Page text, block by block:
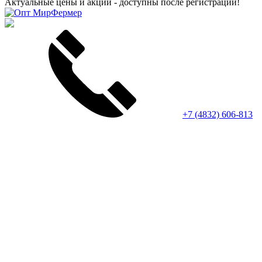
Актуальные цены и акции - доступны после регистрации!
+7 (4832) 606-813